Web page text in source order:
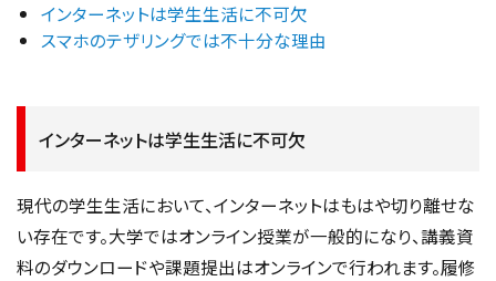
インターネットは学生生活に不可欠
スマホのテザリングでは不十分な理由
インターネットは学生生活に不可欠
現代の学生生活において、インターネットはもはや切り離せな
い存在です。大学ではオンライン授業が一般的になり、講義資
料のダウンロードや課題提出はオンラインで行われます。履修